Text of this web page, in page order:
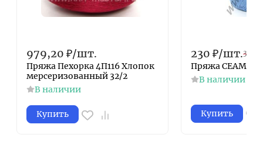
979,20 ₽/шт.
Пряжа Пехорка 4П116 Хлопок
мерсеризованный 32/2
В наличии
Купить
230 ₽/шт.380
Пряжа СЕАМ
В наличии
Купить